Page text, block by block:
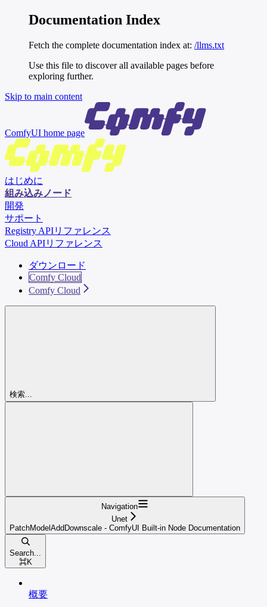
Documentation Index
Fetch the complete documentation index at: /llms.txt
Use this file to discover all available pages before
exploring further.
Skip to main content
ComfyUI home page
はじめに
組み込みノード
開発
サポート
Registry APIリファレンス
Cloud APIリファレンス
ダウンロード
Comfy Cloud
Comfy Cloud
検索...
Navigation
Unet
PatchModelAddDownscale - ComfyUI Built-in Node Documentation
Search...
⌘K
概要